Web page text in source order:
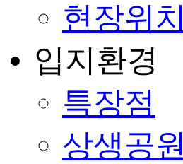
현장위치
입지환경
특장점
상생공원